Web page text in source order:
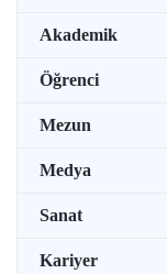
Akademik
Öğrenci
Mezun
Medya
Sanat
Kariyer